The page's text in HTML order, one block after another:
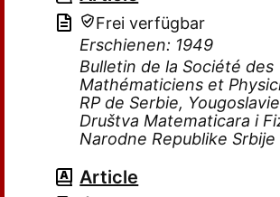
Frei verfügbar
Erschienen: 1949
Bulletin de la Société des
Mathématiciens et
RP de Serbie,
Društva Matematicara i
Narodne Republike Srbije
Article